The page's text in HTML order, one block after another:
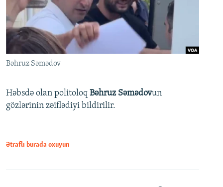
Bəhruz Səmədov
Həbsdə olan politoloq Bəhruz Səmədovun
gözlərinin zəiflədiyi bildirilir.
Ətraflı burada oxuyun